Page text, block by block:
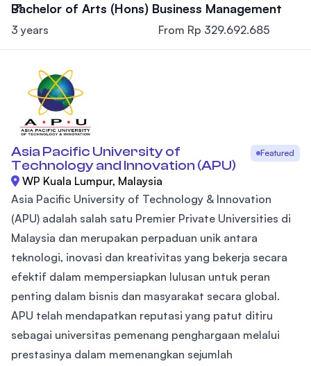
Bachelor of Arts (Hons) Business Management
3 years From Rp 329.692.685
Asia Pacific University of
Technology and Innovation (APU)
Featured
WP Kuala Lumpur, Malaysia
Asia Pacific University of Technology & Innovation
(APU) adalah salah satu Premier Private Universities di
Malaysia dan merupakan perpaduan unik antara
teknologi, inovasi dan kreativitas yang bekerja secara
efektif dalam mempersiapkan lulusan untuk peran
penting dalam bisnis dan masyarakat secara global.
APU telah mendapatkan reputasi yang patut ditiru
sebagai universitas pemenang penghargaan melalui
prestasinya dalam memenangkan sejumlah